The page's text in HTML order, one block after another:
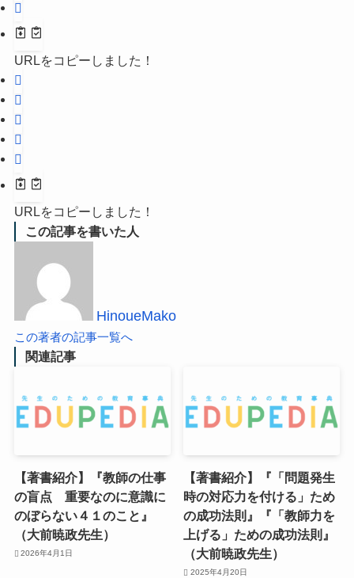
URLをコピーしました！
URLをコピーしました！
この記事を書いた人
HinoueMako
この著者の記事一覧へ
関連記事
【著書紹介】『教師の仕事
の盲点 重要なのに意識に
のぼらない４１のこと』
（大前暁政先生）
2026年4月1日
【著書紹介】『「問題発生
時の対応力を付ける」ため
の成功法則』『「教師力を
上げる」ための成功法則』
（大前暁政先生）
2025年4月20日